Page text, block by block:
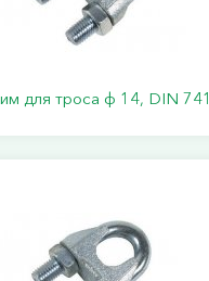
для троса ф 14, DIN 741